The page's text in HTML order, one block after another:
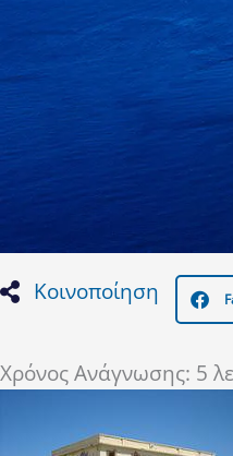
Κοινοποίηση
Χρόνος Ανάγνωσης: 5